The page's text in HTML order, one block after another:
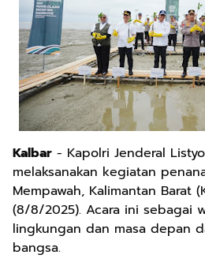
Kalbar - Kapolri Jenderal
melaksanakan kegiatan
Mempawah, Kalimantan Barat
(8/8/2025). Acara ini sebagai
lingkungan dan masa depan
bangsa.